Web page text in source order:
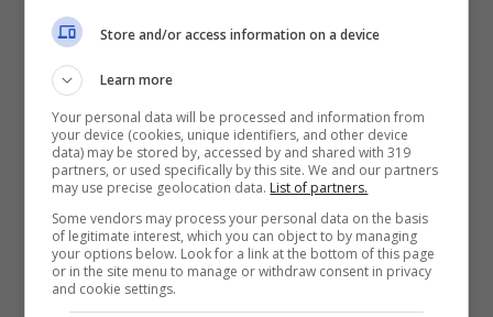
dedicato a fornire informazioni,
intrattenimento e cultura attraverso Internet.
Con una grande presenza nel settore, negli
ultimi anni abbiamo ampliato il nostro
esponenziale in vari argomenti, offrendo una
varietà di contenuti rilevanti per ogni
Store and/or access information on a device
Learn more
Your personal data will be processed and information from
your device (cookies, unique identifiers, and other device
data) may be stored by, accessed by and shared with 319
partners, or used specifically by this site. We and our partners
may use precise geolocation data. List of partners.
Some vendors may process your personal data on the basis
of legitimate interest, which you can object to by managing
your options below. Look for a link at the bottom of this page
or in the site menu to manage or withdraw consent in privacy
and cookie settings.